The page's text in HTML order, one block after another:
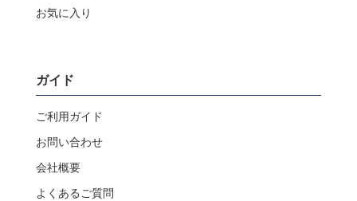
お気に入り
ガイド
ご利用ガイド
お問い合わせ
会社概要
よくあるご質問